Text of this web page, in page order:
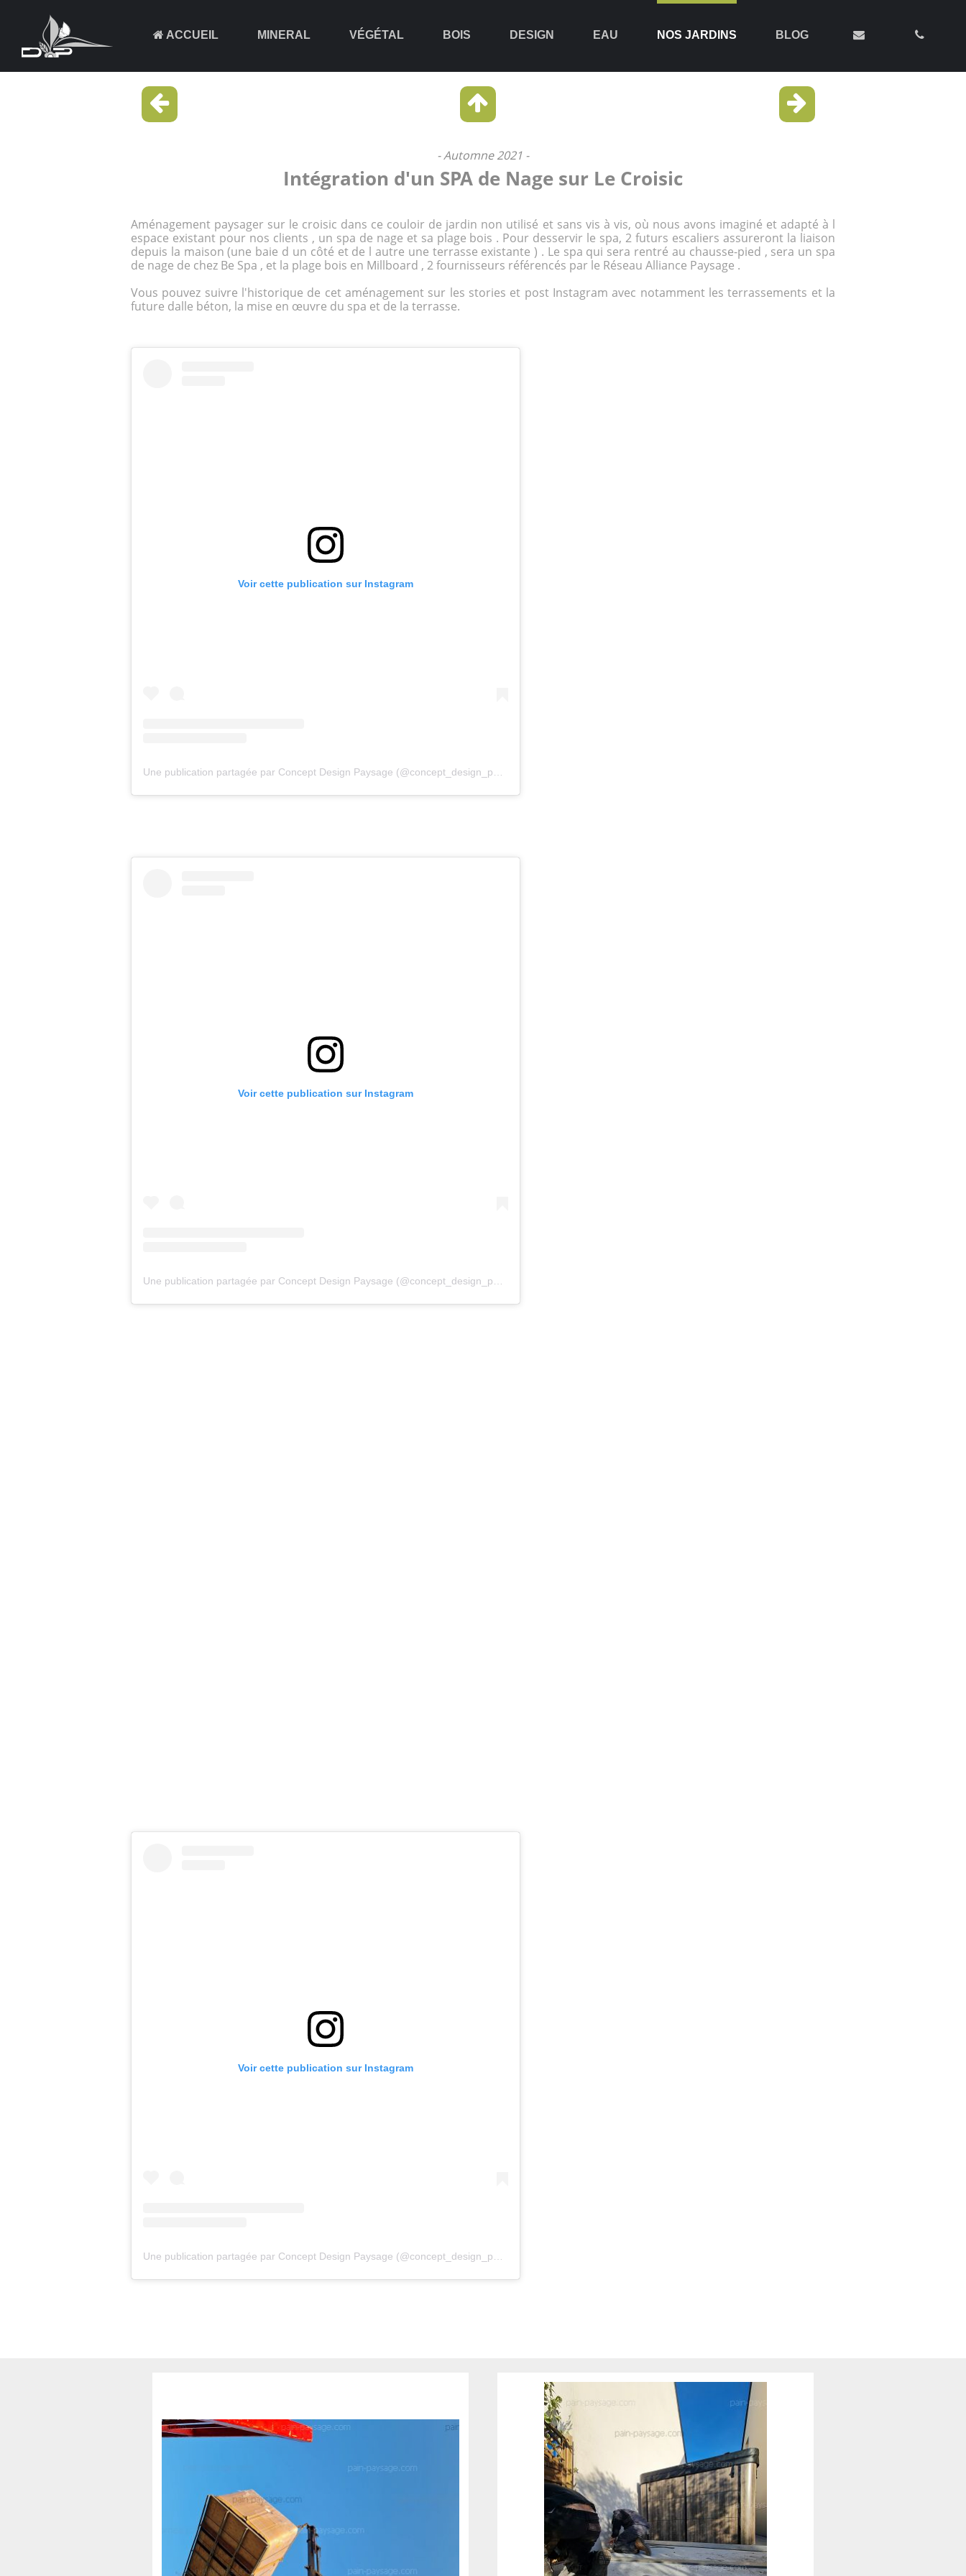
ACCUEIL MINERAL VÉGÉTAL BOIS DESIGN EAU NOS JARDINS BLOG
- Automne 2021 -
Intégration d'un SPA de Nage sur Le Croisic
Aménagement paysager sur le croisic dans ce couloir de jardin non utilisé et sans vis à vis, où nous avons imaginé et adapté à l
espace existant pour nos clients , un spa de nage et sa plage bois . Pour desservir le spa, 2 futurs escaliers assureront la liaison
depuis la maison (une baie d un côté et de l autre une terrasse existante ) . Le spa qui sera rentré au chausse-pied , sera un spa
de nage de chez Be Spa , et la plage bois en Millboard , 2 fournisseurs référencés par le Réseau Alliance Paysage .
Vous pouvez suivre l'historique de cet aménagement sur les stories et post Instagram avec notamment les terrassements et la
future dalle béton, la mise en œuvre du spa et de la terrasse.
Voir cette publication sur Instagram
Voir cette publication sur Instagram
Voir cette publication sur Instagram